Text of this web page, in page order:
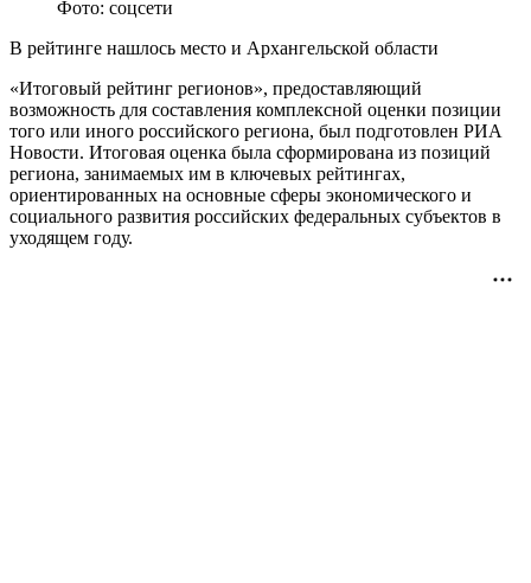
Фото: соцсети
В рейтинге нашлось место и Архангельской области
«Итоговый рейтинг регионов», предоставляющий
возможность для составления комплексной оценки позиции
того или иного российского региона, был подготовлен РИА
Новости. Итоговая оценка была сформирована из позиций
региона, занимаемых им в ключевых рейтингах,
ориентированных на основные сферы экономического и
социального развития российских федеральных субъектов в
уходящем году.